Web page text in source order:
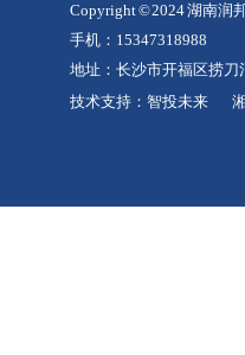
Copyright © 2024 湖南润
手机：15347318988
地址：长沙市开福区捞刀
技术支持： 智投未来